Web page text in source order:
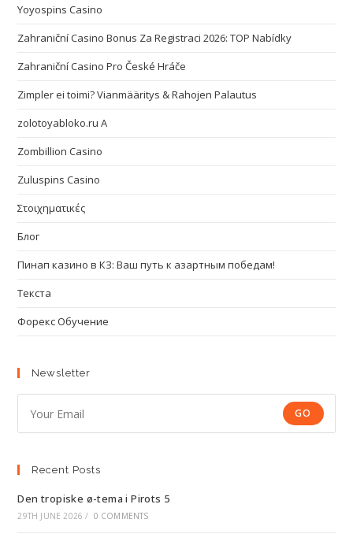
Yoyospins Casino
Zahraniční Casino Bonus Za Registraci 2026: TOP Nabídky
Zahraniční Casino Pro České Hráče
Zimpler ei toimi? Vianmääritys & Rahojen Palautus
zolotoyabloko.ru A
Zombillion Casino
Zuluspins Casino
Στοιχηματικές
Блог
Пинап казино в КЗ: Ваш путь к азартным победам!
Текста
Форекс Обучение
Newsletter
GO
Recent Posts
Den tropiske ø-tema i Pirots 5
29TH JUNE 2026 / 0 COMMENTS